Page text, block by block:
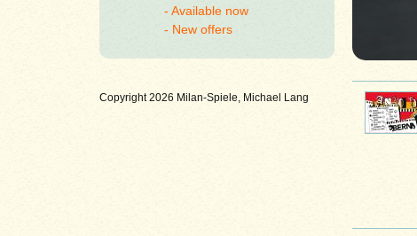
Available now
New offers
Copyright 2026 Milan-Spiele, Michael Lang